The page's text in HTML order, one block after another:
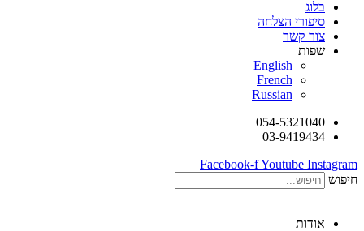
בלוג
סיפורי הצלחה
צור קשר
שפות
English
French
Russian
054-5321040
03-9419434
Facebook-fYoutube Instagram
חיפוש
אודות